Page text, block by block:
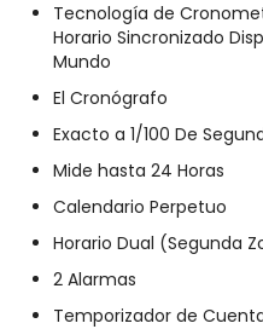
Tecnología de
Horario Sincronizado
Mundo
El Cronógrafo
Exacto a 1/100 De
Mide hasta 24 Horas
Calendario Perpetuo
Horario Dual (Segunda
2 Alarmas
Temporizador de